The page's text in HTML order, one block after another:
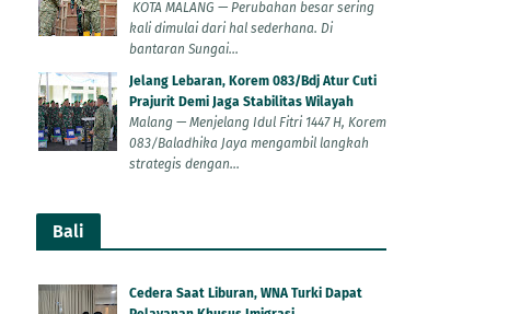
KOTA MALANG — Perubahan besar sering
kali dimulai dari hal sederhana. Di
bantaran Sungai...
Jelang Lebaran, Korem 083/Bdj Atur Cuti
Prajurit Demi Jaga Stabilitas Wilayah
Malang — Menjelang Idul Fitri 1447 H, Korem
083/Baladhika Jaya mengambil langkah
strategis dengan...
Bali
Cedera Saat Liburan, WNA Turki Dapat